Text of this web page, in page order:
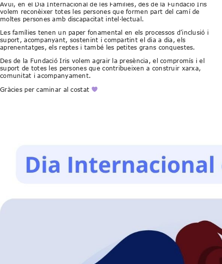
Avui, en el Dia Internacional de les Famílies, des de la Fundació Iris
volem reconèixer totes les persones que formen part del camí de
moltes persones amb discapacitat intel·lectual.
Les famílies tenen un paper fonamental en els processos d’inclusió i
suport, acompanyant, sostenint i compartint el dia a dia, els
aprenentatges, els reptes i també les petites grans conquestes.
Des de la Fundació Iris volem agrair la presència, el compromís i el
suport de totes les persones que contribueixen a construir xarxa,
comunitat i acompanyament.
Gràcies per caminar al costat